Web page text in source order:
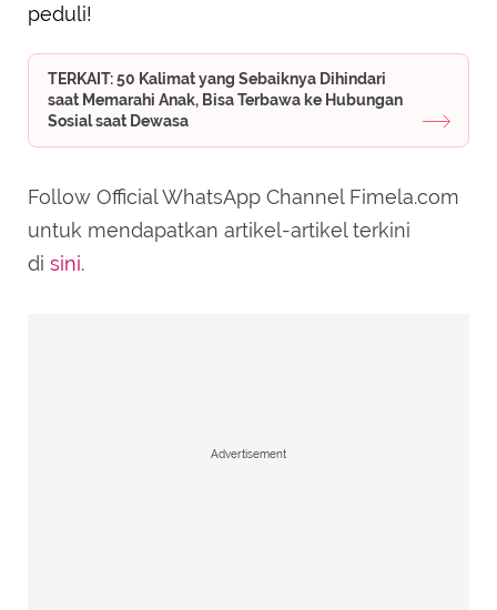
peduli!
TERKAIT: 50 Kalimat yang Sebaiknya Dihindari
saat Memarahi Anak, Bisa Terbawa ke Hubungan
Sosial saat Dewasa
Follow Official WhatsApp Channel Fimela.com
untuk mendapatkan artikel-artikel terkini
di sini.
Advertisement